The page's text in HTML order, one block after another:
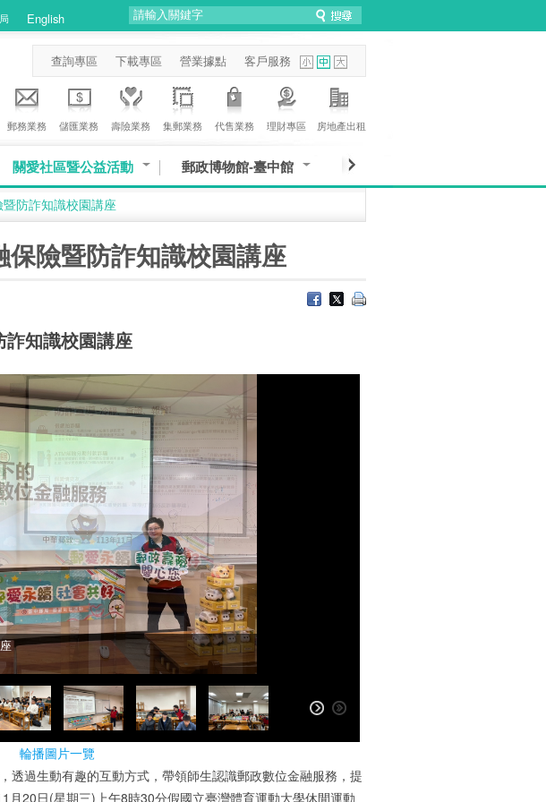
English
查詢專區 下載專區 營業據點 客戶服務
郵務業務 儲匯業務 壽險業務 集郵業務 代售業務 理財專區 房地產出租
關愛社區暨公益活動 郵政博物館-臺中館
防詐知識校園講座
險暨防詐知識校園講座
詐知識校園講座
輪播圖片一覽
透過生動有趣的互動方式，帶領師生認識郵政數位金融服務，提
月20日(星期三)上午8時30分假國立臺灣體育運動大學休閒運動